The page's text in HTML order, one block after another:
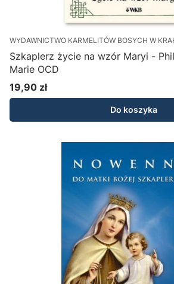
WYDAWNICTWO KARMELITÓW BOSYCH W
Szkaplerz życie na wzór Maryi -
Marie OCD
Cena
19,90 zł
Do koszyka